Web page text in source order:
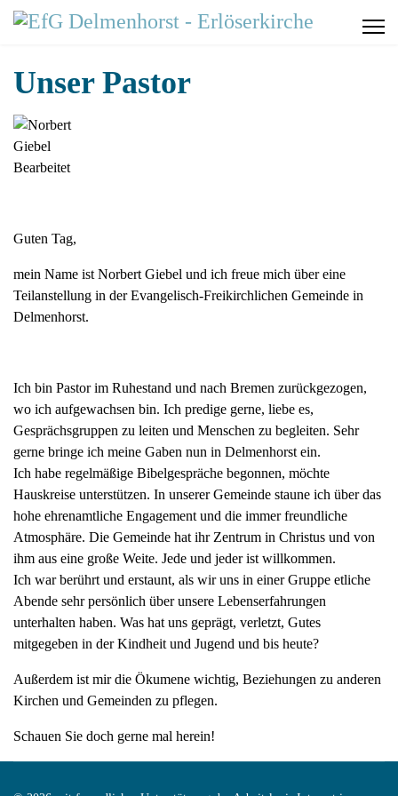
Unser Pastor
Guten Tag,
mein Name ist Norbert Giebel und ich freue mich über eine
Teilanstellung in der Evangelisch-Freikirchlichen Gemeinde in
Delmenhorst.
Ich bin Pastor im Ruhestand und nach Bremen zurückgezogen,
wo ich aufgewachsen bin. Ich predige gerne, liebe es,
Gesprächsgruppen zu leiten und Menschen zu begleiten. Sehr
gerne bringe ich meine Gaben nun in Delmenhorst ein.
Ich habe regelmäßige Bibelgespräche begonnen, möchte
Hauskreise unterstützen. In unserer Gemeinde staune ich über das
hohe ehrenamtliche Engagement und die immer freundliche
Atmosphäre. Die Gemeinde hat ihr Zentrum in Christus und von
ihm aus eine große Weite. Jede und jeder ist willkommen.
Ich war berührt und erstaunt, als wir uns in einer Gruppe etliche
Abende sehr persönlich über unsere Lebenserfahrungen
unterhalten haben. Was hat uns geprägt, verletzt, Gutes
mitgegeben in der Kindheit und Jugend und bis heute?
Außerdem ist mir die Ökumene wichtig, Beziehungen zu anderen
Kirchen und Gemeinden zu pflegen.
Schauen Sie doch gerne mal herein!